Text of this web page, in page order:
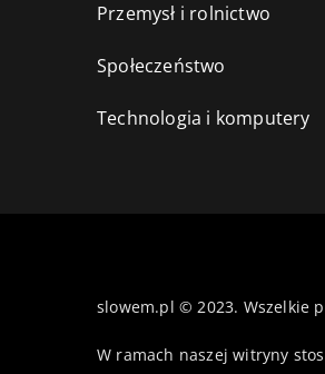
Przemysł i rolnictwo
Społeczeństwo
Technologia i komputery
slowem.pl © 2023. Wszelkie
W ramach naszej witryny